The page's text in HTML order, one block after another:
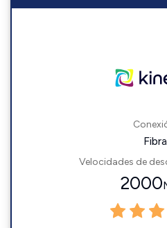
Fibra
Velocidades de
2000